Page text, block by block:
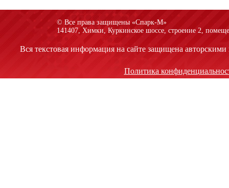
© Все права защищены «Спарк-M»
141407, Химки, Куркинское шоссе, строение 2,
Вся текстовая информация на сайте защищена
Политика